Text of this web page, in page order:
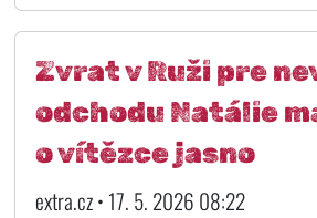
Zvrat v Ruži pre
odchodu Natálie
o vítězce jasno
extra.cz • 17. 5. 2026 08:22